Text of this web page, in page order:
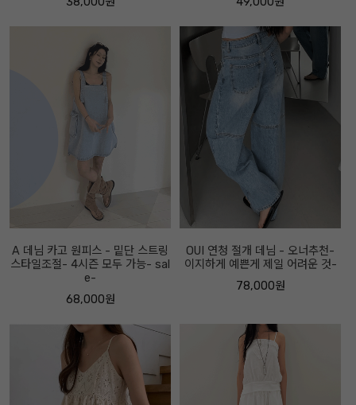
A 데님 카고 원피스 - 밑단 스트링
스타일조절- 4시즌 모두 가능- sal
e-
68,000원
OUI 연청 절개 데님 - 오너추천-
이지하게 예쁜게 제일 어려운 것-
78,000원